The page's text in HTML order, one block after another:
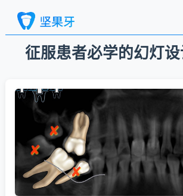
征服患者必学的幻灯